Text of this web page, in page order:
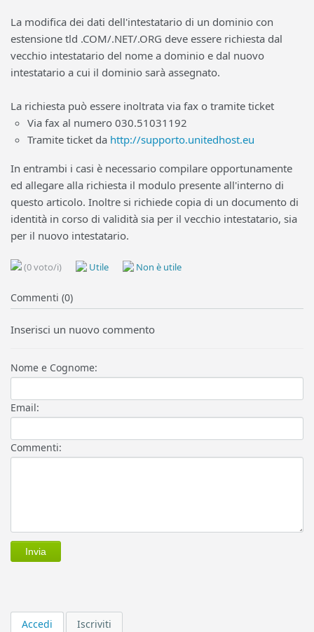
Accedi Iscriviti
La modifica dei dati dell'intestatario di un dominio con
estensione tld .COM/.NET/.ORG deve essere richiesta dal
vecchio intestatario del nome a dominio e dal nuovo
intestatario a cui il dominio sarà assegnato.
La richiesta può essere inoltrata via fax o tramite ticket
Via fax al numero 030.51031192
Tramite ticket da http://supporto.unitedhost.eu
In entrambi i casi è necessario compilare opportunamente
ed allegare alla richiesta il modulo presente all'interno di
questo articolo. Inoltre si richiede copia di un documento di
identità in corso di validità sia per il vecchio intestatario, sia
per il nuovo intestatario.
(0 voto/i) Utile Non è utile
Commenti (0)
Inserisci un nuovo commento
Nome e Cognome:
Email:
Commenti: